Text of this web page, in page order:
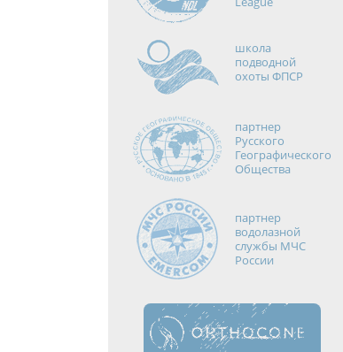
школа
подводной
охоты ФПСР
партнер
Русского
Географического
Общества
партнер
водолазной
службы МЧС
России